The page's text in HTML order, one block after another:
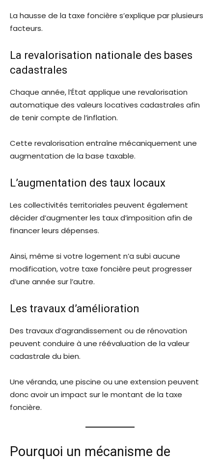
La hausse de la taxe foncière s’explique par plusieurs
facteurs.
La revalorisation nationale des bases
cadastrales
Chaque année, l’État applique une revalorisation
automatique des valeurs locatives cadastrales afin
de tenir compte de l’inflation.
Cette revalorisation entraîne mécaniquement une
augmentation de la base taxable.
L’augmentation des taux locaux
Les collectivités territoriales peuvent également
décider d’augmenter les taux d’imposition afin de
financer leurs dépenses.
Ainsi, même si votre logement n’a subi aucune
modification, votre taxe foncière peut progresser
d’une année sur l’autre.
Les travaux d’amélioration
Des travaux d’agrandissement ou de rénovation
peuvent conduire à une réévaluation de la valeur
cadastrale du bien.
Une véranda, une piscine ou une extension peuvent
donc avoir un impact sur le montant de la taxe
foncière.
Pourquoi un mécanisme de